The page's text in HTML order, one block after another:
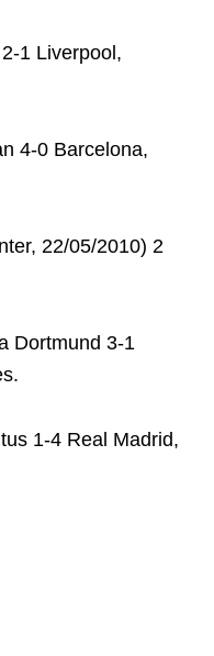
1 Liverpool,
4-0 Barcelona,
22/05/2010) 2
Dortmund 3-1
1-4 Real Madrid,